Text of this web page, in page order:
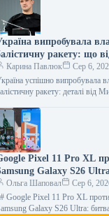
прямого відшкодування…
випробувала
ракету: що
нову зброю
Карина Павлюк
Сер 6,
успішно випробувала
ракету: деталі від
каденції на посаді міністра
Михайло Федоров…
Pixel 11 Pro XL
Galaxy S26
свого
Ольга Шаповал
Сер 6,
Google Pixel 11 Pro XL проти
Galaxy S26 Ultra: